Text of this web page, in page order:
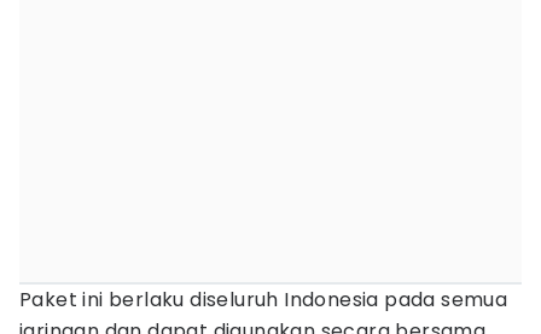
Paket ini berlaku diseluruh Indonesia pada semua